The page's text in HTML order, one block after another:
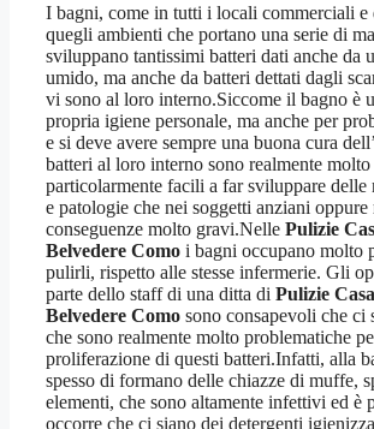
I bagni, come in tutti i locali commerciali e
quegli ambienti che portano una serie di
sviluppano tantissimi batteri dati anche da
umido, ma anche da batteri dettati dagli
vi sono al loro interno.Siccome il bagno è
propria igiene personale, ma anche per
e si deve avere sempre una buona cura
batteri al loro interno sono realmente molto
particolarmente facili a far sviluppare
e patologie che nei soggetti anziani
conseguenze molto gravi.Nelle Pulizie
Belvedere Como i bagni occupano molto
pulirli, rispetto alle stesse infermerie. Gli
parte dello staff di una ditta di Pulizie
Belvedere Como sono consapevoli che ci
che sono realmente molto problematiche
proliferazione di questi batteri.Infatti, alla
spesso di formano delle chiazze di muffe,
elementi, che sono altamente infettivi ed è
occorre che ci siano dei detergenti